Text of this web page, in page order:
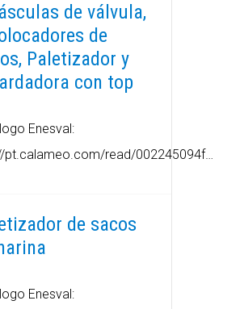
de válvula,
de
Paletizador y
con top
Enesval:
pt.calameo.com/read/002245094f…
de sacos
Enesval: